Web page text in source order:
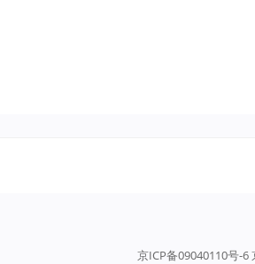
京ICP备09040110号-6